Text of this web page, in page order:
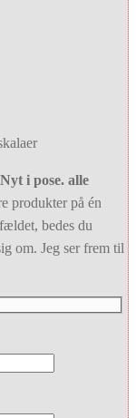
i pose. alle
produkter på én
bedes du
om. Jeg ser frem til